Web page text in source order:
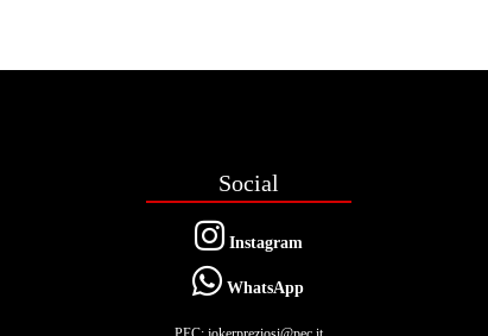
Social
Instagram
WhatsApp